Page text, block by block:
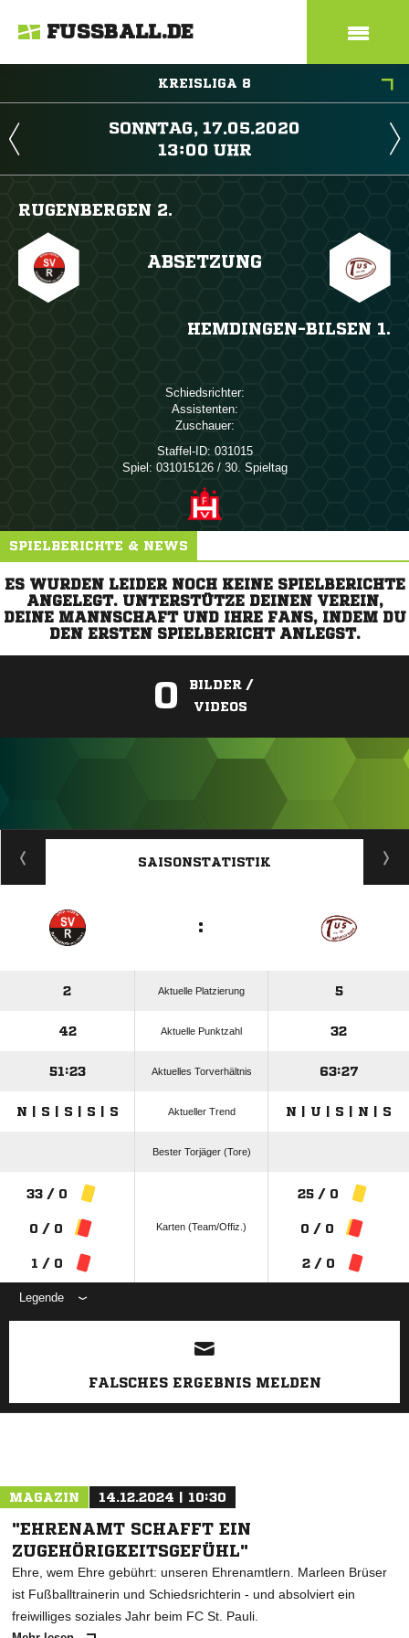
FUSSBALL.DE
KREISLIGA 8
 
 
RUGENBERGEN 2.
ABSETZUNG
HEMDINGEN-BILSEN 1.
Schiedsrichter:
Assistenten:
Zuschauer:
Staffel-ID: 031015
Spiel: 031015126 / 30. Spieltag
SPIELBERICHTE & NEWS
ES WURDEN LEIDER NOCH KEINE SPIELBERICHTE
ANGELEGT. UNTERSTÜTZE DEINEN VEREIN,
DEINE MANNSCHAFT UND IHRE FANS, INDEM DU
DEN ERSTEN SPIELBERICHT ANLEGST.
0
BILDER /
VIDEOS
ANZEIGE
SAISONSTATISTIK
:
2 Aktuelle Platzierung 5
42 Aktuelle Punktzahl 32
51:23 Aktuelles Torverhältnis 63:27
N | S | S | S | S Aktueller Trend N | U | S | N | S
Bester Torjäger (Tore)
33 / 0
0 / 0
1 / 0
Karten (Team/Offiz.)
25 / 0
0 / 0
2 / 0
Legende
ANZEIGE
FALSCHES ERGEBNIS MELDEN
MAGAZIN 14.12.2024 | 10:30
"EHRENAMT SCHAFFT EIN
ZUGEHÖRIGKEITSGEFÜHL"
Ehre, wem Ehre gebührt: unseren Ehrenamtlern. Marleen Brüser
ist Fußballtrainerin und Schiedsrichterin - und absolviert ein
freiwilliges soziales Jahr beim FC St. Pauli.